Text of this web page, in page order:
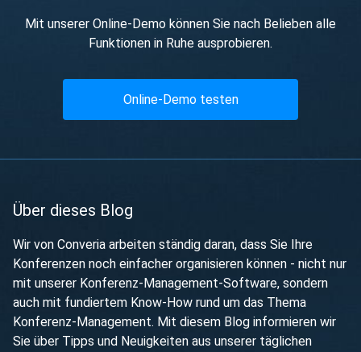
Mit unserer Online-Demo können Sie nach Belieben alle
Funktionen in Ruhe ausprobieren.
Online-Demo testen
Über dieses Blog
Wir von Converia arbeiten ständig daran, dass Sie Ihre
Konferenzen noch einfacher organisieren können - nicht nur
mit unserer Konferenz-Management-Software, sondern
auch mit fundiertem Know-How rund um das Thema
Konferenz-Management. Mit diesem Blog informieren wir
Sie über Tipps und Neuigkeiten aus unserer täglichen